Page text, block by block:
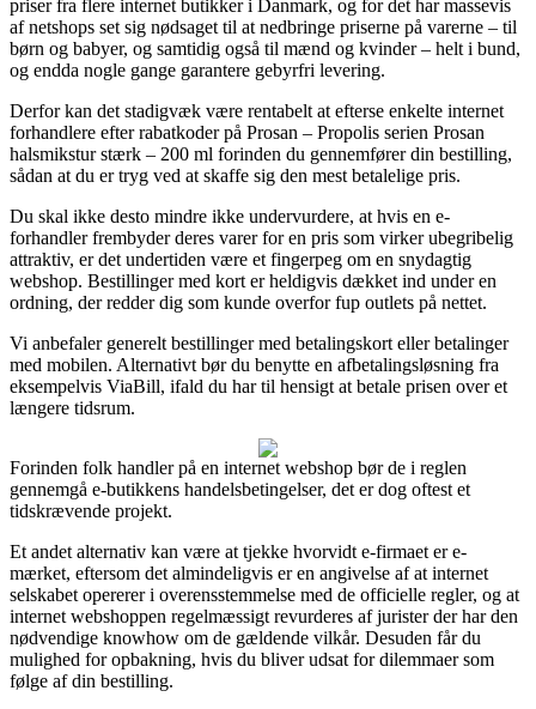
priser fra flere internet butikker i Danmark, og for det har massevis
af netshops set sig nødsaget til at nedbringe priserne på varerne – til
børn og babyer, og samtidig også til mænd og kvinder – helt i bund,
og endda nogle gange garantere gebyrfri levering.
Derfor kan det stadigvæk være rentabelt at efterse enkelte internet
forhandlere efter rabatkoder på Prosan – Propolis serien Prosan
halsmikstur stærk – 200 ml forinden du gennemfører din bestilling,
sådan at du er tryg ved at skaffe sig den mest betalelige pris.
Du skal ikke desto mindre ikke undervurdere, at hvis en e-
forhandler frembyder deres varer for en pris som virker ubegribelig
attraktiv, er det undertiden være et fingerpeg om en snydagtig
webshop. Bestillinger med kort er heldigvis dækket ind under en
ordning, der redder dig som kunde overfor fup outlets på nettet.
Vi anbefaler generelt bestillinger med betalingskort eller betalinger
med mobilen. Alternativt bør du benytte en afbetalingsløsning fra
eksempelvis ViaBill, ifald du har til hensigt at betale prisen over et
længere tidsrum.
Forinden folk handler på en internet webshop bør de i reglen
gennemgå e-butikkens handelsbetingelser, det er dog oftest et
tidskrævende projekt.
Et andet alternativ kan være at tjekke hvorvidt e-firmaet er e-
mærket, eftersom det almindeligvis er en angivelse af at internet
selskabet opererer i overensstemmelse med de officielle regler, og at
internet webshoppen regelmæssigt revurderes af jurister der har den
nødvendige knowhow om de gældende vilkår. Desuden får du
mulighed for opbakning, hvis du bliver udsat for dilemmaer som
følge af din bestilling.